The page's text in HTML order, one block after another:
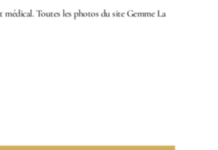
Toutes les photos du site Gemme La